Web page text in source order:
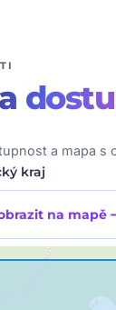
a
a mapa s
kraj
na mapě